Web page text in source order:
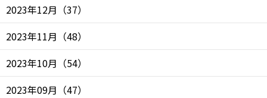
2023年12月 （37）
2023年11月 （48）
2023年10月 （54）
2023年09月 （47）